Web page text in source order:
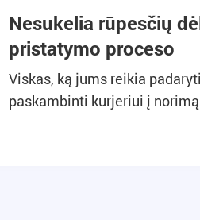
Nesukelia rūpesčių
pristatymo proceso
Viskas, ką jums reikia
paskambinti kurjeriui į